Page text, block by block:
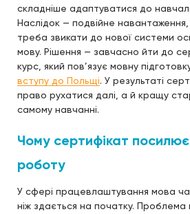
складніше адаптуватися до
Наслідок — подвійне
треба звикати до нової системи
мову. Рішення — завчасно йти до
курс, який пов’язує мовну
вступу до Польщі. У результаті
право рухатися далі, а й кращу
самому навчанні.
Чому сертифікат
роботу
У сфері працевлаштування мова
ніж здається на початку.